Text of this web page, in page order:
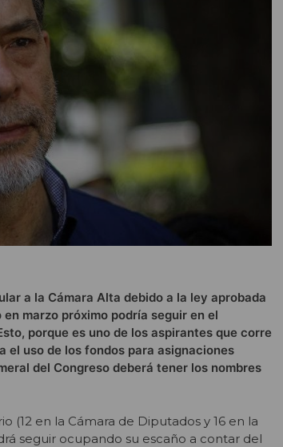
a la Cámara Alta debido a la ley aprobada
marzo próximo podría seguir en el
porque es uno de los aspirantes que corre
el uso de los fondos para asignaciones
del Congreso deberá tener los nombres
en la Cámara de Diputados y 16 en la
seguir ocupando su escaño a contar del